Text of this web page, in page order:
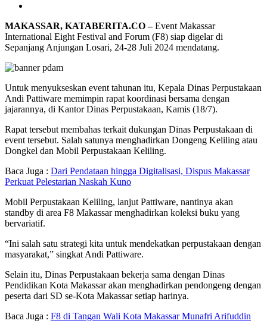
MAKASSAR, KATABERITA.CO –Event Makassar
International Eight Festival and Forum (F8) siap digelar di
Sepanjang Anjungan Losari, 24-28 Juli 2024 mendatang.
Untuk menyukseskan event tahunan itu, Kepala Dinas Perpustakaan
Andi Pattiware memimpin rapat koordinasi bersama dengan
jajarannya, di Kantor Dinas Perpustakaan, Kamis (18/7).
Rapat tersebut membahas terkait dukungan Dinas Perpustakaan di
event tersebut. Salah satunya menghadirkan Dongeng Keliling atau
Dongkel dan Mobil Perpustakaan Keliling.
Baca Juga : Dari Pendataan hingga Digitalisasi, Dispus Makassar
Perkuat Pelestarian Naskah Kuno
Mobil Perpustakaan Keliling, lanjut Pattiware, nantinya akan
standby di area F8 Makassar menghadirkan koleksi buku yang
bervariatif.
“Ini salah satu strategi kita untuk mendekatkan perpustakaan dengan
masyarakat,” singkat Andi Pattiware.
Selain itu, Dinas Perpustakaan bekerja sama dengan Dinas
Pendidikan Kota Makassar akan menghadirkan pendongeng dengan
peserta dari SD se-Kota Makassar setiap harinya.
Baca Juga : F8 di Tangan Wali Kota Makassar Munafri Arifuddin